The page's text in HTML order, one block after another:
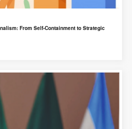
From Self-Containment to Strategic